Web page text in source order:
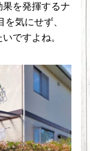
を発揮するナ
気にせず、
ですよね。